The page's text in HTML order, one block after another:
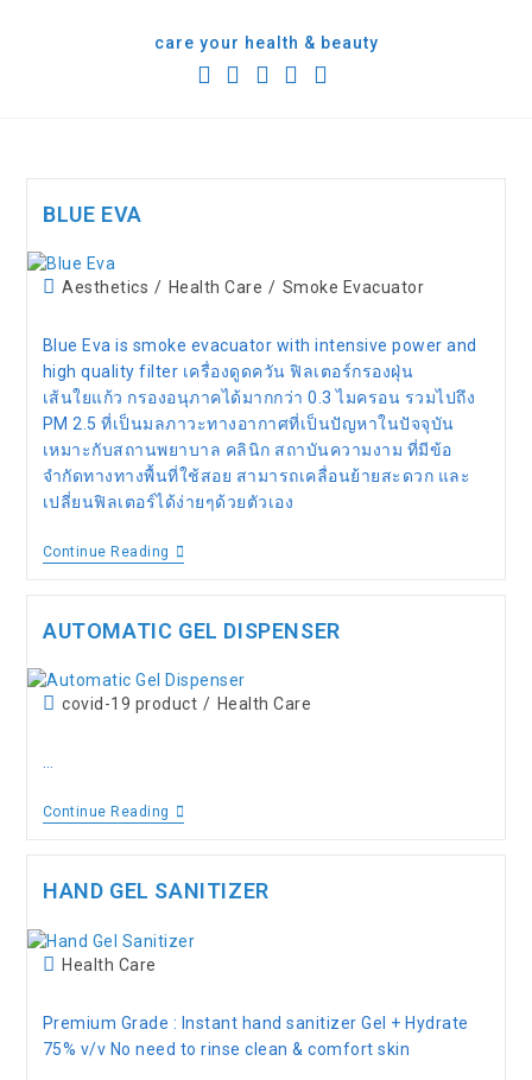
care your health & beauty
BLUE EVA
Aesthetics / Health Care / Smoke Evacuator
Blue Eva is smoke evacuator with intensive power and
high quality filter เครื่องดูดควัน ฟิลเตอร์กรองฝุ่น
เส้นใยแก้ว กรองอนุภาคได้มากกว่า 0.3 ไมครอน รวมไปถึง
PM 2.5 ที่เป็นมลภาวะทางอากาศที่เป็นปัญหาในปัจจุบัน
เหมาะกับสถานพยาบาล คลินิก สถาบันความงาม ที่มีข้อ
จำกัดทางทางพื้นที่ใช้สอย สามารถเคลื่อนย้ายสะดวก และ
เปลี่ยนฟิลเตอร์ได้ง่ายๆด้วยตัวเอง
Continue Reading
AUTOMATIC GEL DISPENSER
covid-19 product / Health Care
…
Continue Reading
HAND GEL SANITIZER
Health Care
Premium Grade : Instant hand sanitizer Gel + Hydrate
75% v/v No need to rinse clean & comfort skin